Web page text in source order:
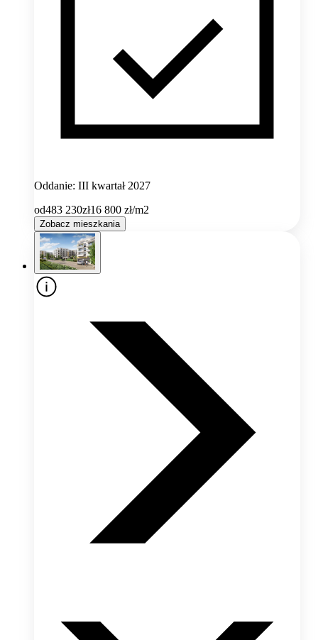
Oddanie: III kwartał 2027
od483 230zł16 800 zł/m2
Zobacz mieszkania